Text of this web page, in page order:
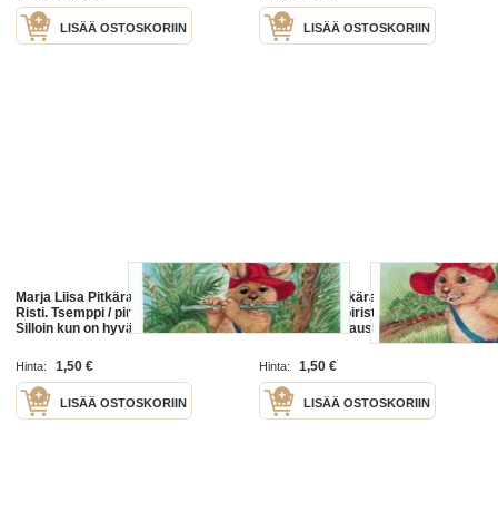
LISÄÄ OSTOSKORIIN LISÄÄ OSTOSKORIIN
Marja Liisa Pitkäranta / Punainen
Risti. Tsemppi / piristyskortti i
Silloin kun on hyvällä tuulella tekisi
keräilynumero 817 a.
Hinta: 1,50 €
LISÄÄ OSTOSKORIIN
Marja Liisa Pitkäranta / Punainen
risti. Temppi- piristys terveiset:
Toisinaan on hauskaa olla kilpasilla
tuulen kanssa. Kortin keräily
numero 815 a.
Hinta: 1,50 €
LISÄÄ OSTOSKORIIN